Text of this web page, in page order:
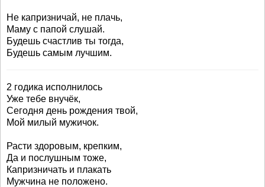
Не капризничай, не плачь,
Маму с папой слушай.
Будешь счастлив ты тогда,
Будешь самым лучшим.
2 годика исполнилось
Уже тебе внучёк,
Сегодня день рождения твой,
Мой милый мужичок.
Расти здоровым, крепким,
Да и послушным тоже,
Капризничать и плакать
Мужчина не положено.